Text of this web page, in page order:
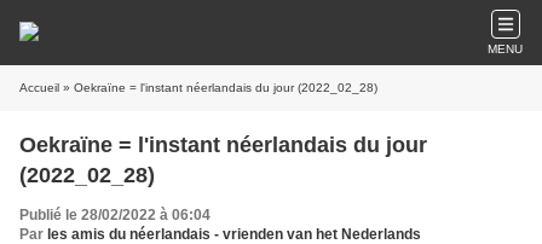
MENU
Accueil » Oekraïne = l'instant néerlandais du jour (2022_02_28)
Oekraïne = l'instant néerlandais du jour
(2022_02_28)
Publié le 28/02/2022 à 06:04
Par les amis du néerlandais - vrienden van het Nederlands